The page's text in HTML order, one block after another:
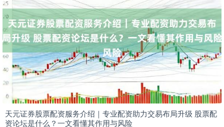
天元证券股票配资服务介绍｜专业配资助力交易布局升级 股票配
资论坛是什么？一文看懂其作用与风险